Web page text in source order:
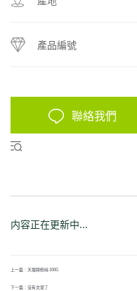
產品編號
聯絡我們
内容正在更新中...
上一篇：天壇牌粉絲 100G
下一篇：没有文章了